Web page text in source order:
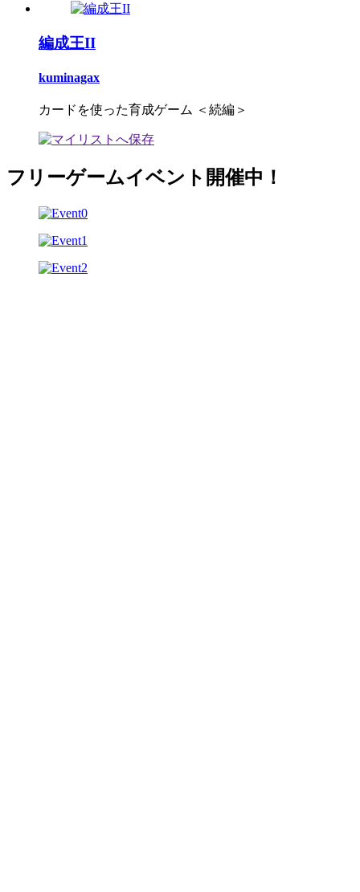
編成王II
kuminagax
カードを使った育成ゲーム ＜続編＞
フリーゲームイベント開催中！